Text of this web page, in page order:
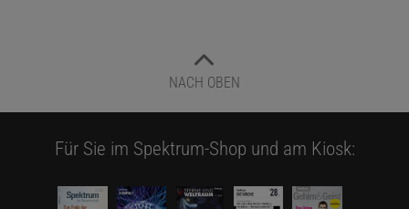
NACH OBEN
Für Sie im Spektrum-Shop und am Kiosk: